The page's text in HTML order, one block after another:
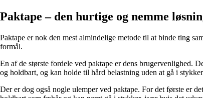
Paktape – den hurtige og nemme
Paktape er nok den mest almindelige metode til at binde ting
formål.
En af de største fordele ved paktape er dens brugervenlighed.
og holdbart, og kan holde til hård belastning uden at gå i
Der er dog også nogle ulemper ved paktape. For det første er